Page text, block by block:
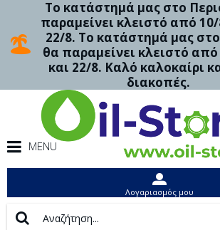
Το κατάστημά μας στο
παραμείνει κλειστό από
22/8. Το κατάστημά μας
θα παραμείνει κλειστό
και 22/8. Καλό καλοκαίρι
διακοπές.
MENU
Λογαριασμός μου